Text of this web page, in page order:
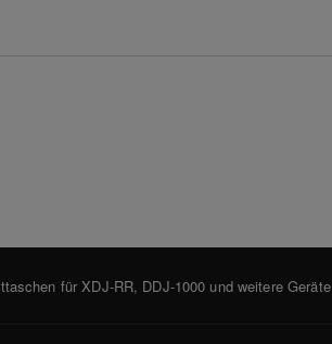
für XDJ-RR, DDJ-1000 und weitere Geräte